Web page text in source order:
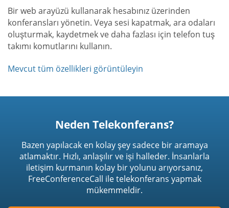
Bir web arayüzü kullanarak hesabınız üzerinden
konferansları yönetin. Veya sesi kapatmak, ara odaları
oluşturmak, kaydetmek ve daha fazlası için telefon tuş
takımı komutlarını kullanın.
Mevcut tüm özellikleri görüntüleyin
Neden Telekonferans?
Bazen yapılacak en kolay şey sadece bir aramaya
atlamaktır. Hızlı, anlaşılır ve işi halleder. İnsanlarla
iletişim kurmanın kolay bir yolunu arıyorsanız,
FreeConferenceCall ile telekonferans yapmak
mükemmeldir.